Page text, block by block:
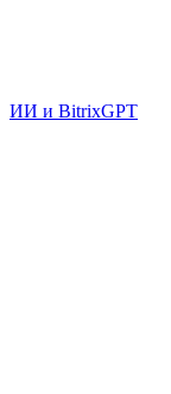
ИИ и BitrixGPT